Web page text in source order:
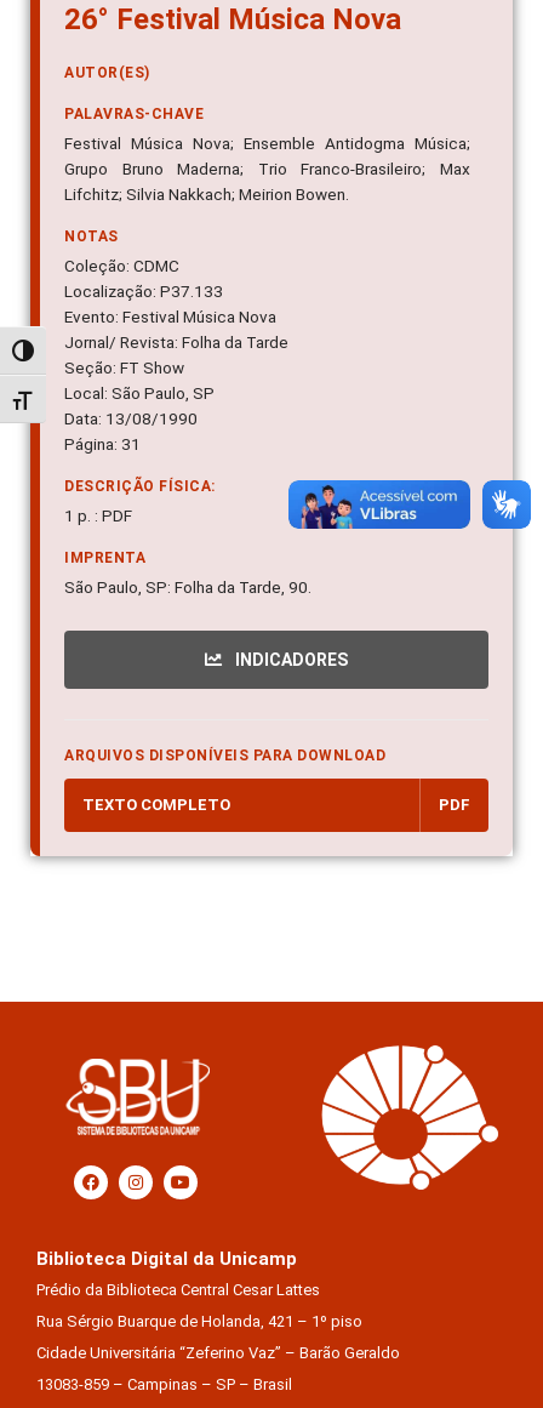
Alternar alto contraste
Alternar tamanho da fonte
26° Festival Música Nova
AUTOR(ES)
PALAVRAS-CHAVE
Festival Música Nova; Ensemble Antidogma Música;
Grupo Bruno Maderna; Trio Franco-Brasileiro; Max
Lifchitz; Silvia Nakkach; Meirion Bowen.
NOTAS
Coleção: CDMC
Localização: P37.133
Evento: Festival Música Nova
Jornal/ Revista: Folha da Tarde
Seção: FT Show
Local: São Paulo, SP
Data: 13/08/1990
Página: 31
DESCRIÇÃO FÍSICA:
1 p. : PDF
IMPRENTA
São Paulo, SP: Folha da Tarde, 90.
INDICADORES
ARQUIVOS DISPONÍVEIS PARA DOWNLOAD
TEXTO COMPLETO PDF
Biblioteca Digital da Unicamp
Prédio da Biblioteca Central Cesar Lattes
Rua Sérgio Buarque de Holanda, 421 – 1º piso
Cidade Universitária “Zeferino Vaz” – Barão Geraldo
13083-859 – Campinas – SP – Brasil